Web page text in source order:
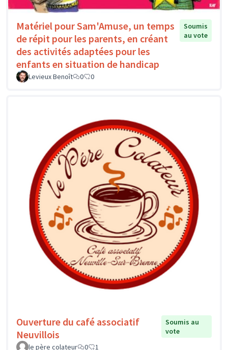
Matériel pour Sam'Amuse, un temps
de répit pour les parents, en créant
des activités adaptées pour les
enfants en situation de handicap
Soumis
au vote
Levieux Benoît 0 0
Ouverture du café associatif
Neuvillois
Soumis au
vote
le père colateur
0 1